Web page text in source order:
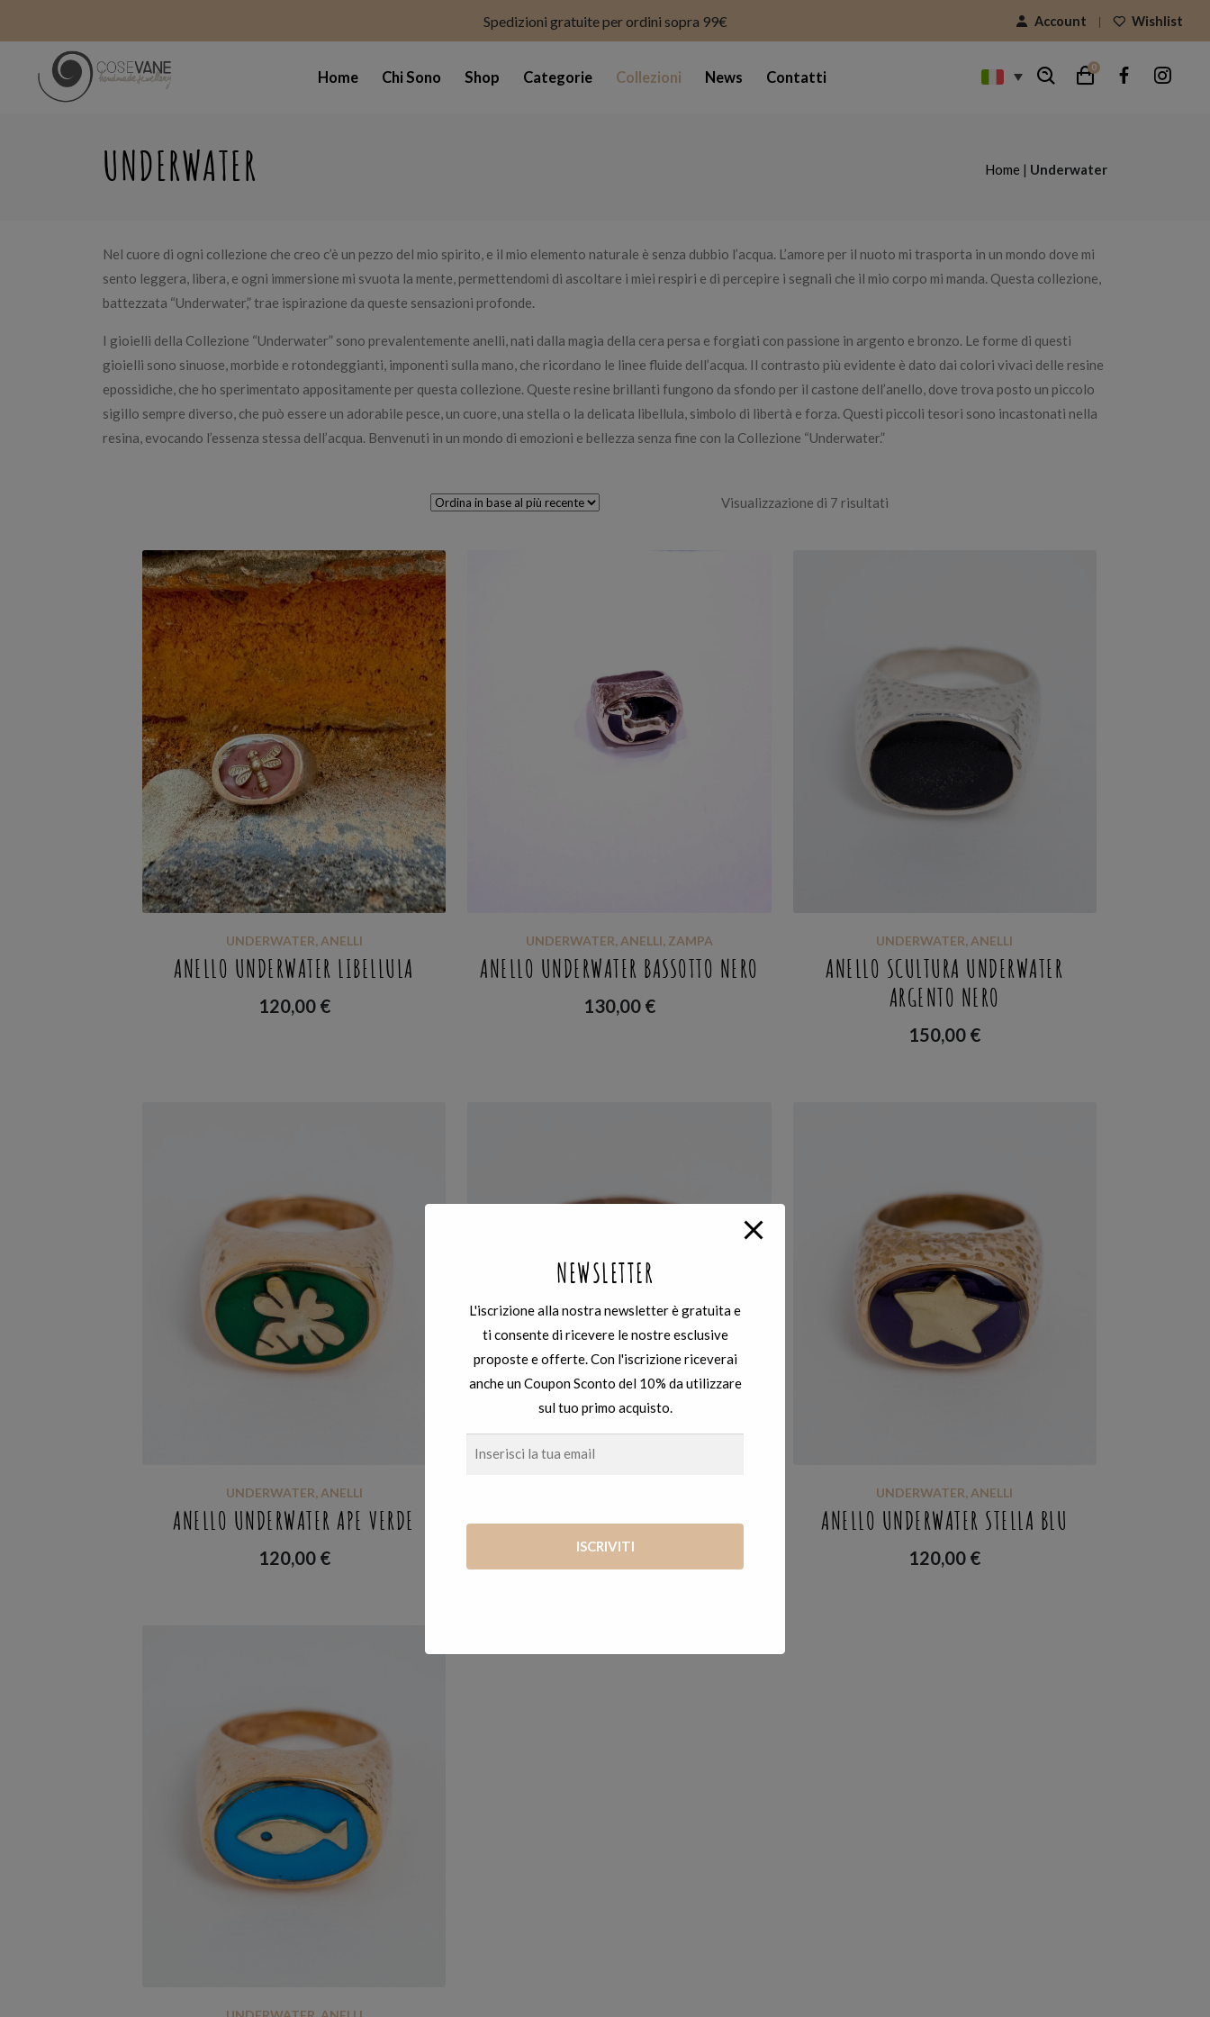
Spedizioni gratuite per ordini sopra 99€ Account Wishlist
Home Chi Sono Shop Categorie Collezioni News Contatti
0
UNDERWATER Home | Underwater
Nel cuore di ogni collezione che creo c’è un pezzo del mio spirito, e il mio elemento naturale è senza dubbio l’acqua. L’amore per il nuoto mi trasporta in un mondo dove mi
sento leggera, libera, e ogni immersione mi svuota la mente, permettendomi di ascoltare i miei respiri e di percepire i segnali che il mio corpo mi manda. Questa collezione,
battezzata “Underwater,” trae ispirazione da queste sensazioni profonde.
I gioielli della Collezione “Underwater” sono prevalentemente anelli, nati dalla magia della cera persa e forgiati con passione in argento e bronzo. Le forme di questi
gioielli sono sinuose, morbide e rotondeggianti, imponenti sulla mano, che ricordano le linee fluide dell’acqua. Il contrasto più evidente è dato dai colori vivaci delle resine
epossidiche, che ho sperimentato appositamente per questa collezione. Queste resine brillanti fungono da sfondo per il castone dell’anello, dove trova posto un piccolo
sigillo sempre diverso, che può essere un adorabile pesce, un cuore, una stella o la delicata libellula, simbolo di libertà e forza. Questi piccoli tesori sono incastonati nella
resina, evocando l’essenza stessa dell’acqua. Benvenuti in un mondo di emozioni e bellezza senza fine con la Collezione “Underwater.”
Visualizzazione di 7 risultati
UNDERWATER, ANELLI
ANELLO UNDERWATER LIBELLULA
120,00 €
UNDERWATER, ANELLI, ZAMPA
ANELLO UNDERWATER BASSOTTO NERO
130,00 €
UNDERWATER, ANELLI
ANELLO SCULTURA UNDERWATER
ARGENTO NERO
150,00 €
UNDERWATER, ANELLI
ANELLO UNDERWATER APE VERDE
120,00 €
ANELLO UNDERWATER FOGLIA SALVIA
120,00
UNDERWATER, ANELLI
ANELLO UNDERWATER STELLA BLU
120,00 €
NEWSLETTER
L'iscrizione alla nostra newsletter è gratuita e
ti consente di ricevere le nostre esclusive
proposte e offerte. Con l'iscrizione riceverai
anche un Coupon Sconto del 10% da utilizzare
sul tuo primo acquisto.